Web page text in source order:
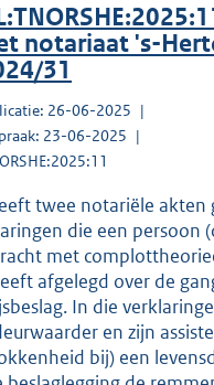
notariaat 's-
31
26-06-2025
23-06-2025
twee notariële akten
die een persoon
met
afgelegd over de
In die
en zijn
bij) een